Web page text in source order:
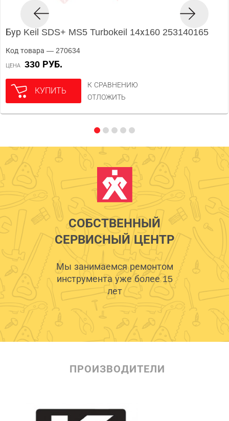
Бур Keil SDS+ MS5 Turbokeil 14х160 253140165
Код товара — 270634
ЦЕНА 330 РУБ.
КУПИТЬ
К СРАВНЕНИЮ
ОТЛОЖИТЬ
СОБСТВЕННЫЙ
СЕРВИСНЫЙ ЦЕНТР
Мы занимаемся ремонтом
инструмента уже более 15
лет
ПРОИЗВОДИТЕЛИ